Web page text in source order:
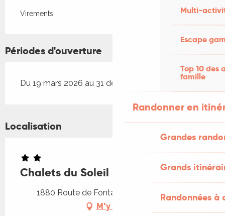
Multi-
Escape
Top 10 des
famille
Randonner en
Grandes
Grands
Randonnées
Virements
Périodes d'ouverture
Du 19 mars 2026 au 31 décembre 2026
Localisation
Chalets du Soleil
1880 Route de Fontalbe, 46700 Mauroux
M'y rendre